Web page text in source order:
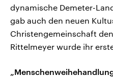
dynamische Demeter-
gab auch den neuen
Christengemeinschaft
Rittelmeyer wurde ihr